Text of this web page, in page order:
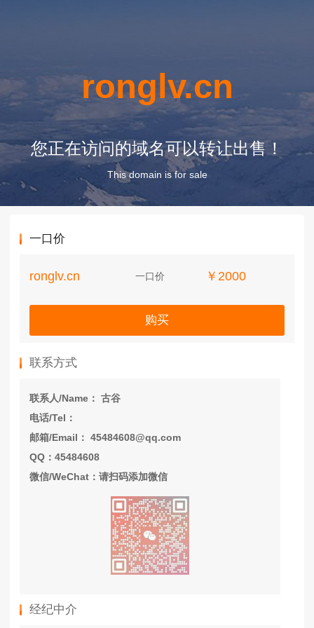
ronglv.cn
您正在访问的域名可以转让出售！
This domain is for sale
一口价
ronglv.cn 一口价 ￥2000
购买
联系方式
联系人/Name： 古谷
电话/Tel：
邮箱/Email： 45484608@qq.com
QQ：45484608
微信/WeChat：请扫码添加微信
经纪中介